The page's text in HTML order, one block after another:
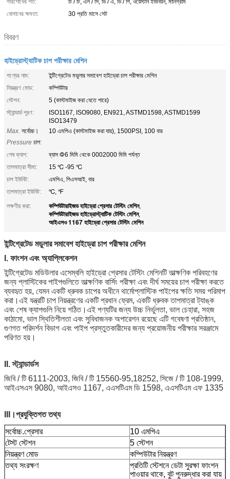
পরিশোধের শর্ত:
টি / টি, এল / সি, ডি / এ, ডি / পি, ওয়েস্টার্ন ইউনিয়ন, মানিগ্রাম
যোগানের ক্ষমতা:
30 প্রতি মাসে সেট
বিবরণ
হাইড্রোস্ট্যাটিক চাপ পরীক্ষার মেশিন
পণ্যের নাম:
ইন্টিগ্রেটেড মডুলার সমাবেশ হাইড্রো চাপ পরীক্ষার মেশিন
নিয়ন্ত্রণ মোড:
কম্পিউটার
স্টেশন:
5 (কাস্টমাইজ করা যেতে পারে)
স্ট্যান্ডার্ড পূরণ:
ISO1167, ISO9080, EN921, ASTMD1598, ASTMD1599
ISO13479
Max. সর্বোচ্চ।
Pressure চাপ:
10 এমপিএ (কাস্টমাইজ করা যায়), 1500PSI, 100 বার
শেষ ক্যাপ:
ব্যাস Φ6 মিমি থেকে 0002000 মিমি পর্যন্ত
তাপমাত্রা সীমা:
15 ℃ -95 ℃
চাপ ইউনিট:
এমপিএ, পিএসআই, বার
তাপমাত্রা ইউনিট:
℃, ℉
লক্ষণীয় করা:
কম্পিউটারাইজড হাইড্রো প্রেসার টেস্টিং মেশিন,
কম্পিউটারাইজড হাইড্রোস্ট্যাটিক টেস্টিং মেশিন,
আইএসও 1167 হাইড্রো প্রেসার টেস্টিং মেশিন
ইন্টিগ্রেটেড মডুলার সমাবেশ হাইড্রো চাপ পরীক্ষার মেশিন
I. ফাংশন এবং অ্যাপ্লিকেশন
ইন্টিগ্রেটেড মডিউলার এসেম্বলি হাইড্রো প্রেসার টেস্টিং মেশিনটি তাত্ক্ষণিক পরিবহণের
জন্য প্লাস্টিকের পাইপগুলিতে তাত্ক্ষণিক বার্সিং পরীক্ষা এবং দীর্ঘ সময়ের চাপ পরীক্ষা করতে
ব্যবহৃত হয়, যেমন একটি ধ্রুবক চাপের অধীনে থার্মোপ্লাস্টিক পাইপের ক্ষতি সময় পরিমাপ
করা।এই যন্ত্রটি চাপ নিয়ন্ত্রণের একটি প্রধান ফ্রেম, একটি ধ্রুবক তাপমাত্রা ট্যাঙ্ক
এবং শেষ ক্যাপগুলি নিয়ে গঠিত।এই পণ্যটির জন্য উচ্চ নির্ভুলতা, ভাল চেহারা, সহজ
কাঠামো, ভাল স্থিতিশীলতা এবং সুবিধাজনক অপারেশন রয়েছে এটি গবেষণা প্রতিষ্ঠান,
গুণগত পরিদর্শন বিভাগ এবং পাইপ প্রস্তুতকারীদের জন্য প্রয়োজনীয় পরীক্ষার সরঞ্জামে
পরিণত হয়।
II. স্ট্যান্ডার্ডস
জিবি / টি 6111-2003, জিবি / টি 15560-95,18252, সিজে / টি 108-1999,
আইএসএস 9080, আইএসও 1167, এএসটিএম ডি 1598, এএসটিএম এফ 1335
III।প্রযুক্তিগত তথ্য
সর্বোচ্চ.প্রেসার
10 এমপিএ
টেস্ট স্টেশন
5 স্টেশন
নিয়ন্ত্রণ মোড
কম্পিউটার নিয়ন্ত্রণ
তথ্য সংরক্ষণ
প্রতিটি স্টেশনে ডেটা সুরক্ষা ফাংশন
পাওয়ার থাকে, বুট পুনরুদ্ধার করা যায়